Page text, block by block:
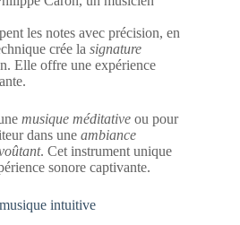
les notes avec précision, en
crée la signature
Elle offre une expérience
musique méditative ou pour
dans une ambiance
. Cet instrument unique
sonore captivante.
intuitive